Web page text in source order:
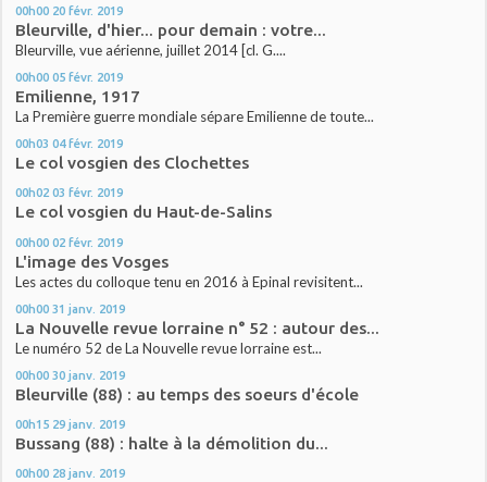
00h00 20 févr. 2019
Bleurville, d'hier... pour demain : votre...
Bleurville, vue aérienne, juillet 2014 [cl. G....
00h00 05 févr. 2019
Emilienne, 1917
La Première guerre mondiale sépare Emilienne de toute...
00h03 04 févr. 2019
Le col vosgien des Clochettes
00h02 03 févr. 2019
Le col vosgien du Haut-de-Salins
00h00 02 févr. 2019
L'image des Vosges
Les actes du colloque tenu en 2016 à Epinal revisitent...
00h00 31 janv. 2019
La Nouvelle revue lorraine n° 52 : autour des...
Le numéro 52 de La Nouvelle revue lorraine est...
00h00 30 janv. 2019
Bleurville (88) : au temps des soeurs d'école
00h15 29 janv. 2019
Bussang (88) : halte à la démolition du...
00h00 28 janv. 2019